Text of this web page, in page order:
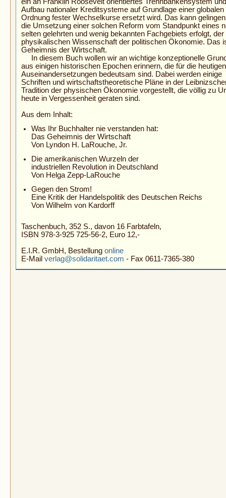
Aufbau nationaler Kreditsysteme auf Grundlage einer globalen
Ordnung fester Wechselkurse ersetzt wird. Das kann
die Umsetzung einer solchen Reform vom Standpunkt eines
selten gelehrten und wenig bekannten Fachgebiets erfolgt, der
physikalischen Wissenschaft der politischen Ökonomie. Das
Geheimnis der Wirtschaft.
In diesem Buch wollen wir an wichtige konzeptionelle
aus einigen historischen Epochen erinnern, die für die heutigen
Auseinandersetzungen bedeutsam sind. Dabei werden einige
Schriften und wirtschaftstheoretische Pläne in der
Tradition der physischen Ökonomie vorgestellt, die völlig zu
heute in Vergessenheit geraten sind.
Aus dem Inhalt:
Was Ihr Buchhalter nie verstanden hat:
Das Geheimnis der Wirtschaft
Von Lyndon H. LaRouche, Jr.
Die amerikanischen Wurzeln der
industriellen Revolution in Deutschland
Von Helga Zepp-LaRouche
Gegen den Strom!
Eine Kritik der Handelspolitik des Deutschen Reichs
Von Wilhelm von Kardorff
Taschenbuch, 352 S., davon 16 Farbtafeln,
ISBN 978-3-925 725-56-2, Euro 12,-
E.I.R. GmbH, Bestellung online
E-Mail verlag@solidaritaet.com - Fax 0611-7365-380